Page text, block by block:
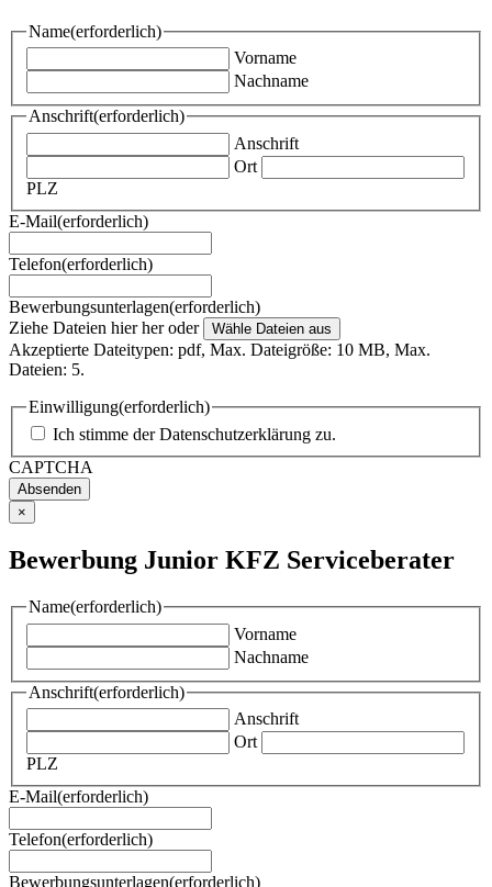
Name(erforderlich)
Vorname
Nachname
Anschrift(erforderlich)
Anschrift
Ort
PLZ
E-Mail(erforderlich)
Telefon(erforderlich)
Bewerbungsunterlagen(erforderlich)
Ziehe Dateien hier her oder
Wähle Dateien aus
Akzeptierte Dateitypen: pdf, Max. Dateigröße: 10 MB, Max.
Dateien: 5.
Einwilligung(erforderlich)
Ich stimme derDatenschutzerklärung zu.
CAPTCHA
×
Bewerbung Junior KFZ Serviceberater
Name(erforderlich)
Vorname
Nachname
Anschrift(erforderlich)
Anschrift
Ort
PLZ
E-Mail(erforderlich)
Telefon(erforderlich)
Bewerbungsunterlagen(erforderlich)